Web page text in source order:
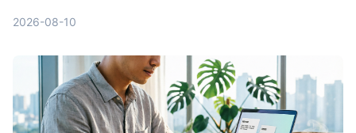
2026-08-10